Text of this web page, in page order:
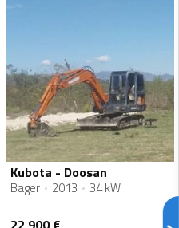
Kubota - Doosan
Bager 2013 34 kW